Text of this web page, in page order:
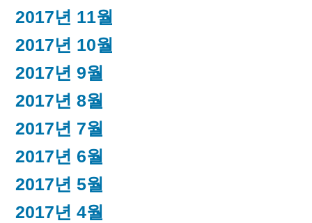
2017년 11월
2017년 10월
2017년 9월
2017년 8월
2017년 7월
2017년 6월
2017년 5월
2017년 4월